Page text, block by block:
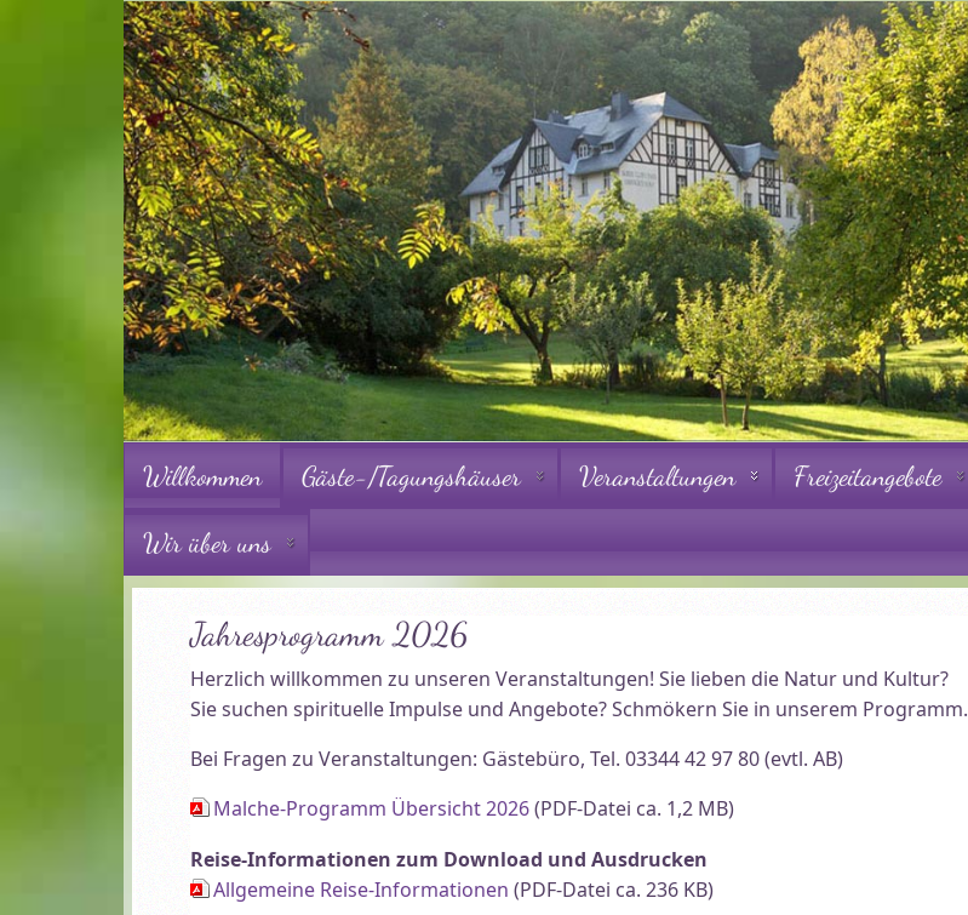
Willkommen Gäste-/Tagungshäuser Veranstaltungen Freizeitangebote
Wir über uns
Jahresprogramm 2026
Herzlich willkommen zu unseren Veranstaltungen! Sie lieben die Natur und Kultur?
Sie suchen spirituelle Impulse und Angebote? Schmökern Sie in unserem Programm.
Bei Fragen zu Veranstaltungen: Gästebüro, Tel. 03344 42 97 80 (evtl. AB)
Malche-Programm Übersicht 2026(PDF-Datei ca. 1,2 MB)
Reise-Informationen zum Download und Ausdrucken
Allgemeine Reise-Informationen (PDF-Datei ca. 236 KB)